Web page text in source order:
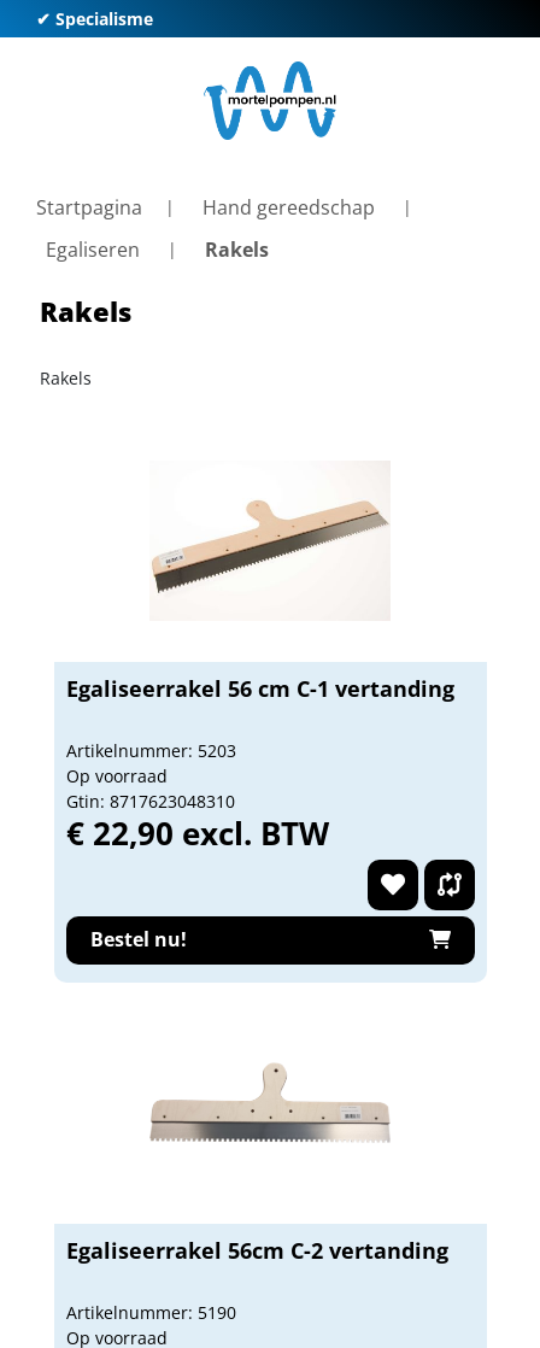
✔ Specialisme
Startpagina
Hand gereedschap
Egaliseren
Rakels
Rakels
Rakels
Egaliseerrakel 56 cm C-1 vertanding
Artikelnummer: 5203
Op voorraad
Gtin: 8717623048310
€ 22,90 excl. BTW
Bestel nu!
Egaliseerrakel 56cm C-2 vertanding
Artikelnummer: 5190
Op voorraad